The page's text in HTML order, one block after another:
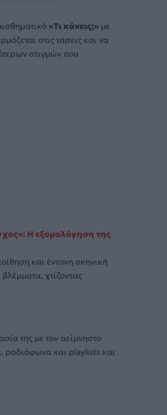
«Τι κάνεις;» με
στις τάσεις και να
στιγμών που
Η εξομολόγηση της
και έντονη σκηνική
χτίζοντας
της με τον αείμνηστο
ραδιόφωνα και playlists και